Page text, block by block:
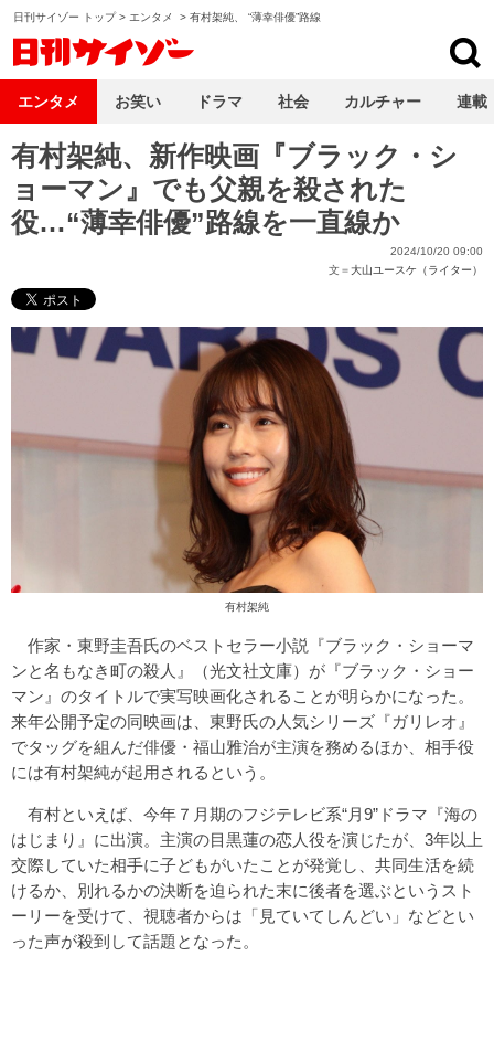
日刊サイゾー トップ> エンタメ > 有村架純、 “薄幸俳優”路線
有村架純、新作映画『ブラック・シ
ョーマン』でも父親を殺された
役…“薄幸俳優”路線を一直線か
2024/10/20 09:00
文＝大山ユースケ（ライター）
有村架純
作家・東野圭吾氏のベストセラー小説『ブラック・ショーマ
ンと名もなき町の殺人』（光文社文庫）が『ブラック・ショー
マン』のタイトルで実写映画化されることが明らかになった。
来年公開予定の同映画は、東野氏の人気シリーズ『ガリレオ』
でタッグを組んだ俳優・福山雅治が主演を務めるほか、相手役
には有村架純が起用されるという。
有村といえば、今年７月期のフジテレビ系“月9”ドラマ『海の
はじまり』に出演。主演の目黒蓮の恋人役を演じたが、3年以上
交際していた相手に子どもがいたことが発覚し、共同生活を続
けるか、別れるかの決断を迫られた末に後者を選ぶというスト
ーリーを受けて、視聴者からは「見ていてしんどい」などとい
った声が殺到して話題となった。
エンタメ お笑い ドラマ 社会 カルチャー 連載